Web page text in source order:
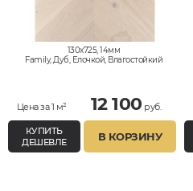
130x725, 14мм
Family, Дуб, Елочкой, Влагостойкий
Цена за 1 м² 12 100 руб.
КУПИТЬ
ДЕШЕВЛЕ
В КОРЗИНУ